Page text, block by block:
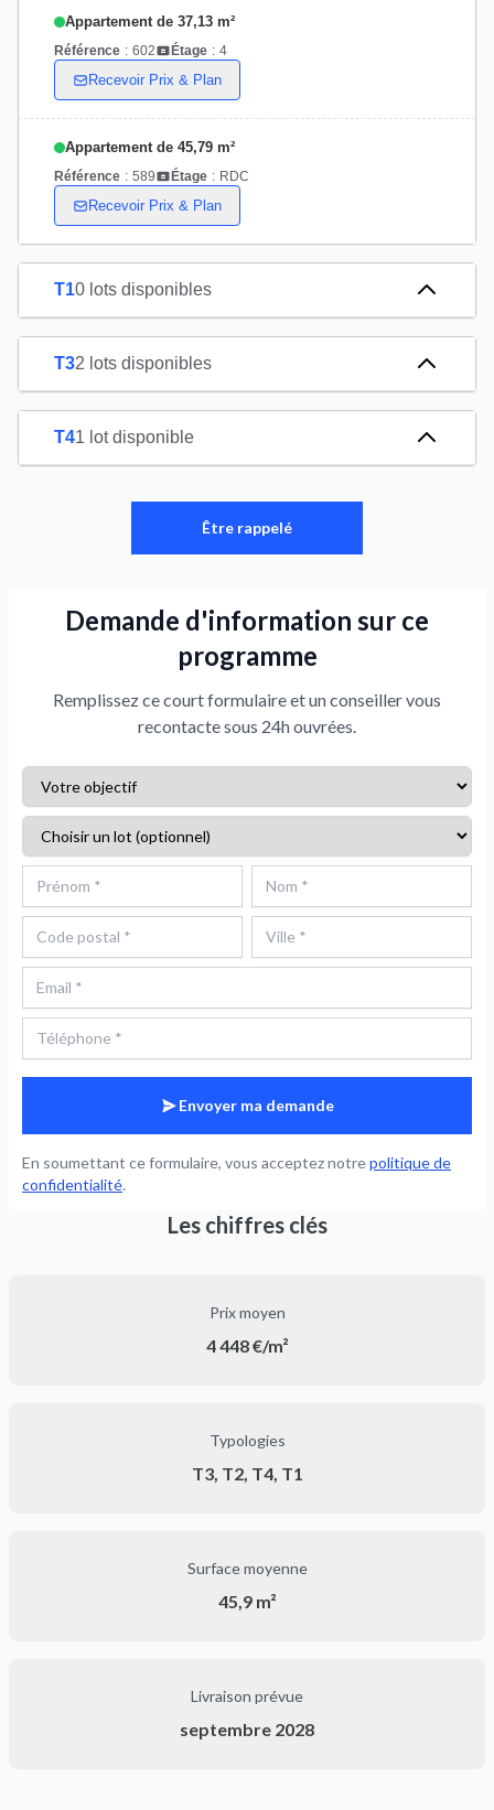
Appartement de 37,13 m²
Référence : 602 Étage : 4
Recevoir Prix & Plan
Appartement de 45,79 m²
Référence : 589 Étage : RDC
Recevoir Prix & Plan
T10 lots disponibles
T32 lots disponibles
T41 lot disponible
Être rappelé
Demande d'information sur ce
programme
Remplissez ce court formulaire et un conseiller vous
recontacte sous 24h ouvrées.
Envoyer ma demande
En soumettant ce formulaire, vous acceptez notrepolitique de
confidentialité.
Les chiffres clés
Prix moyen
4 448 €/m²
Typologies
T3, T2, T4, T1
Surface moyenne
45,9 m²
Livraison prévue
septembre 2028